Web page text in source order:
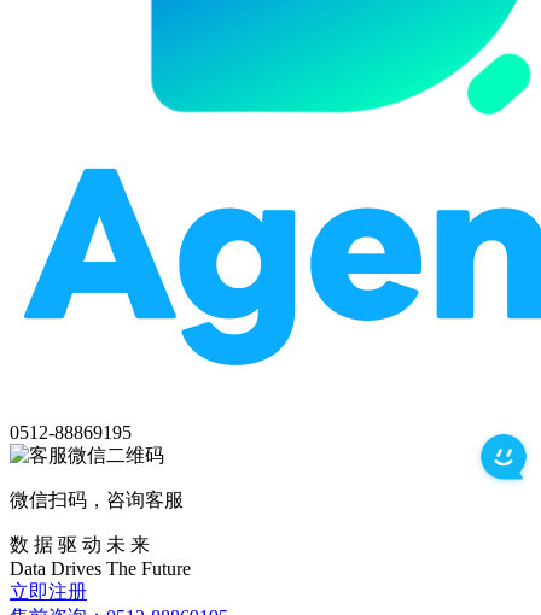
0512-88869195
微信扫码，咨询客服
数 据 驱 动 未 来
Data Drives The Future
立即注册